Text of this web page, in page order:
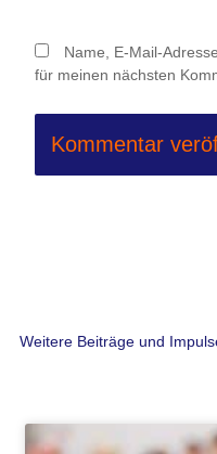
Name, E-Mail-
für meinen nächsten
Weitere Beiträge und
Seite
Seite Seite
Seite